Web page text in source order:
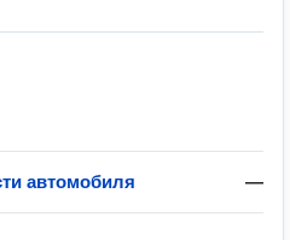
автомобиля —